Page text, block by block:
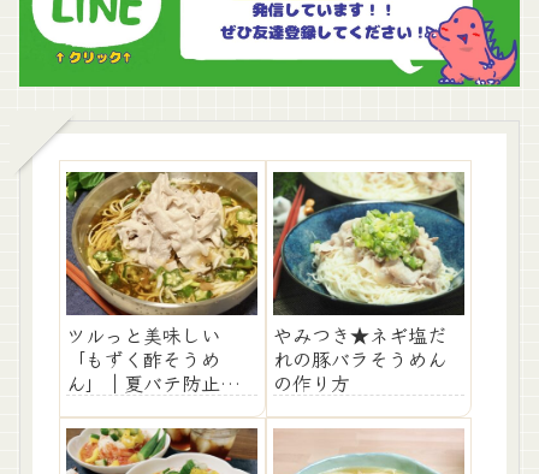
ツルっと美味しい
「もずく酢そうめ
ん」｜夏バテ防止レ
やみつき★ネギ塩だ
れの豚バラそうめん
の作り方